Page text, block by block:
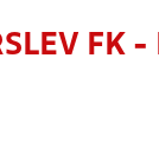
FK -